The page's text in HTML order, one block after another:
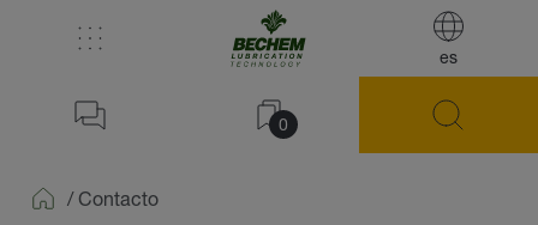
es
0
/ Contacto